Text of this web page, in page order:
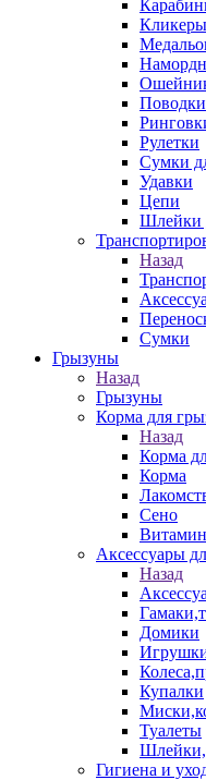
Поводки
Рулетки
Сумки
Удавки
Цепи
Шлейки
Назад
Сумки
Грызуны
Назад
Грызуны
Корма для
Назад
Корма
Корма
Сено
Аксессуары
Назад
Домики
Купалки
Туалеты
Гигиена и